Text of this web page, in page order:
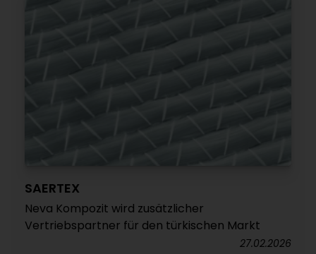
SAERTEX
Neva Kompozit wird zusätzlicher
Vertriebspartner für den türkischen Markt
27.02.2026